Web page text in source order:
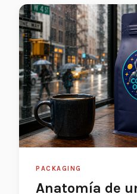
PACKAGING
Anatomía de